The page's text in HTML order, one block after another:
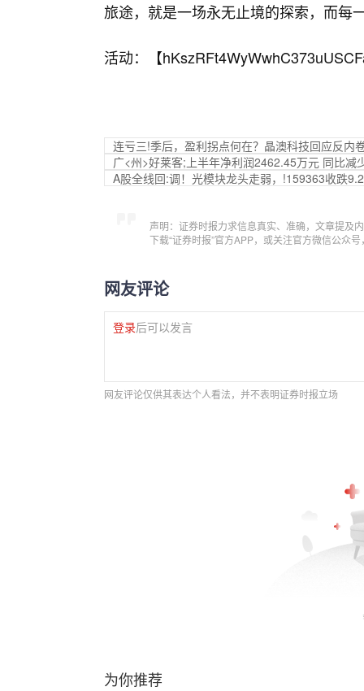
旅途，就是一场永无止境的探索，而每
活动：【
连亏三!季后，盈利拐点何在？晶澳科技回应反内
广<州>好莱客;上半年净利润2462.45万元 同比减
A股全线回:调！光模块龙头走弱，!159363收跌
声明：证券时报力求信息真实、准确，文章提及
下载“证券时报”官方APP，或关注官方微信公众
网友评论
登录后可以发言
网友评论仅供其表达个人看法，并不表明证券时报立场
为你推荐